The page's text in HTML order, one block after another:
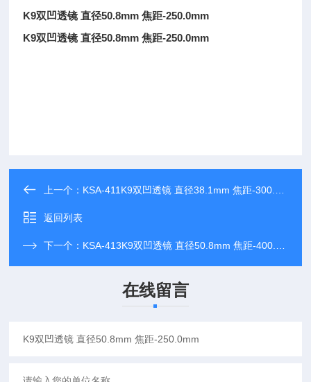
K9双凹透镜 直径50.8mm 焦距-250.0mm
K9双凹透镜 直径50.8mm 焦距-250.0mm
上一个： KSA-411K9双凹透镜 直径38.1mm 焦距-300.0mm
返回列表
下一个： KSA-413K9双凹透镜 直径50.8mm 焦距-400.0mm
在线留言